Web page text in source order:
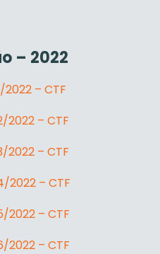
– 2022
– CTF
2022 – CTF
2022 – CTF
2022 – CTF
2022 – CTF
2022 – CTF